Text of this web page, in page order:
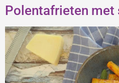
Polentafrieten met